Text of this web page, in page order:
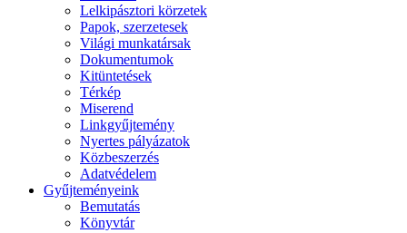
Lelkipásztori körzetek
Papok, szerzetesek
Világi munkatársak
Dokumentumok
Kitüntetések
Térkép
Miserend
Linkgyűjtemény
Nyertes pályázatok
Közbeszerzés
Adatvédelem
Gyűjteményeink
Bemutatás
Könyvtár